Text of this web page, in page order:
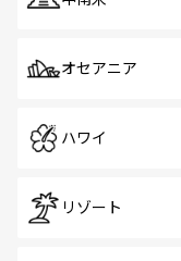
オセアニア
ハワイ
リゾート